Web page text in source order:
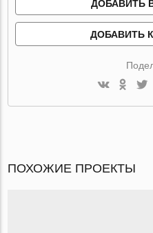
ДОБАВИТЬ
ДОБАВИТЬ
ПОХОЖИЕ ПРОЕКТЫ